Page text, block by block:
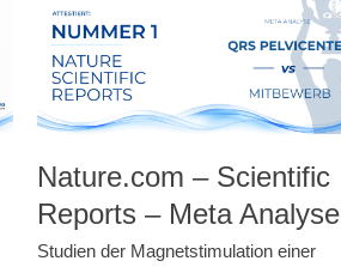
Nature.com – Scientific
Reports – Meta Analyse
Studien der Magnetstimulation einer